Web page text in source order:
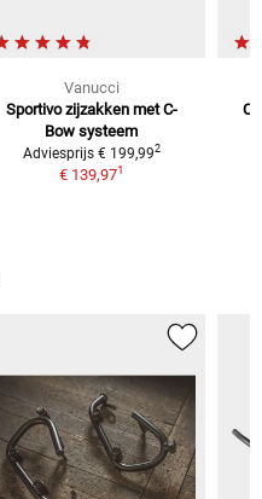
Vanucci
Sportivo zijzakken met C-
Bow systeem
Adviesprijs € 199,992
€ 139,971
C-